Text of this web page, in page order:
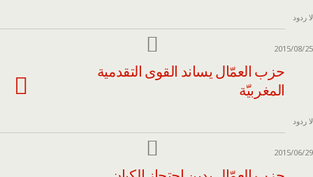
لا ردود
2015/08/25
حزب العمّال يساند القوى التقدمية
المغربيّة
لا ردود
2015/06/29